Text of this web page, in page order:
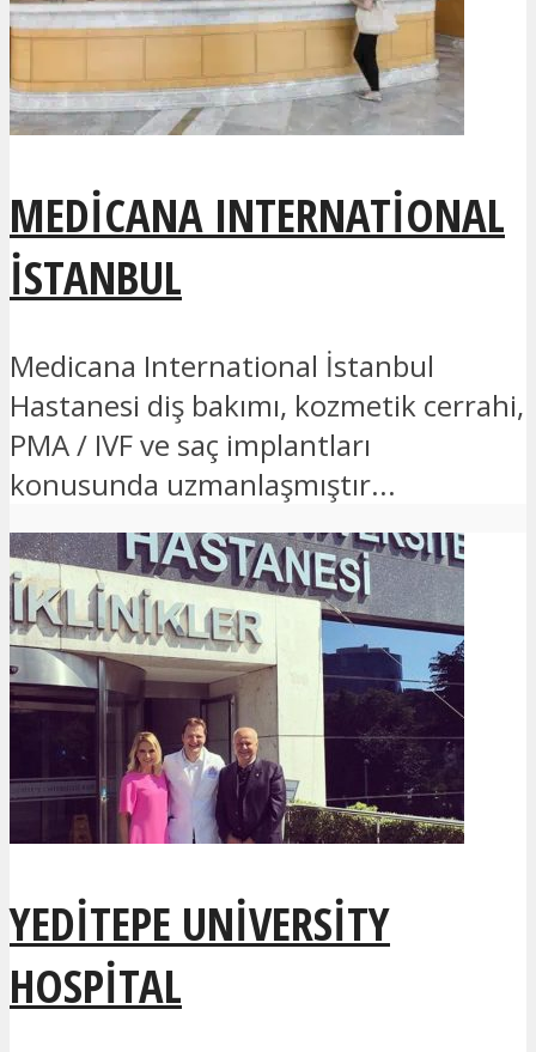
MEDICANA INTERNATIONAL
İSTANBUL
Medicana International İstanbul
Hastanesi diş bakımı, kozmetik cerrahi,
PMA / IVF ve saç implantları
konusunda uzmanlaşmıştır...
YEDITEPE UNIVERSITY
HOSPITAL